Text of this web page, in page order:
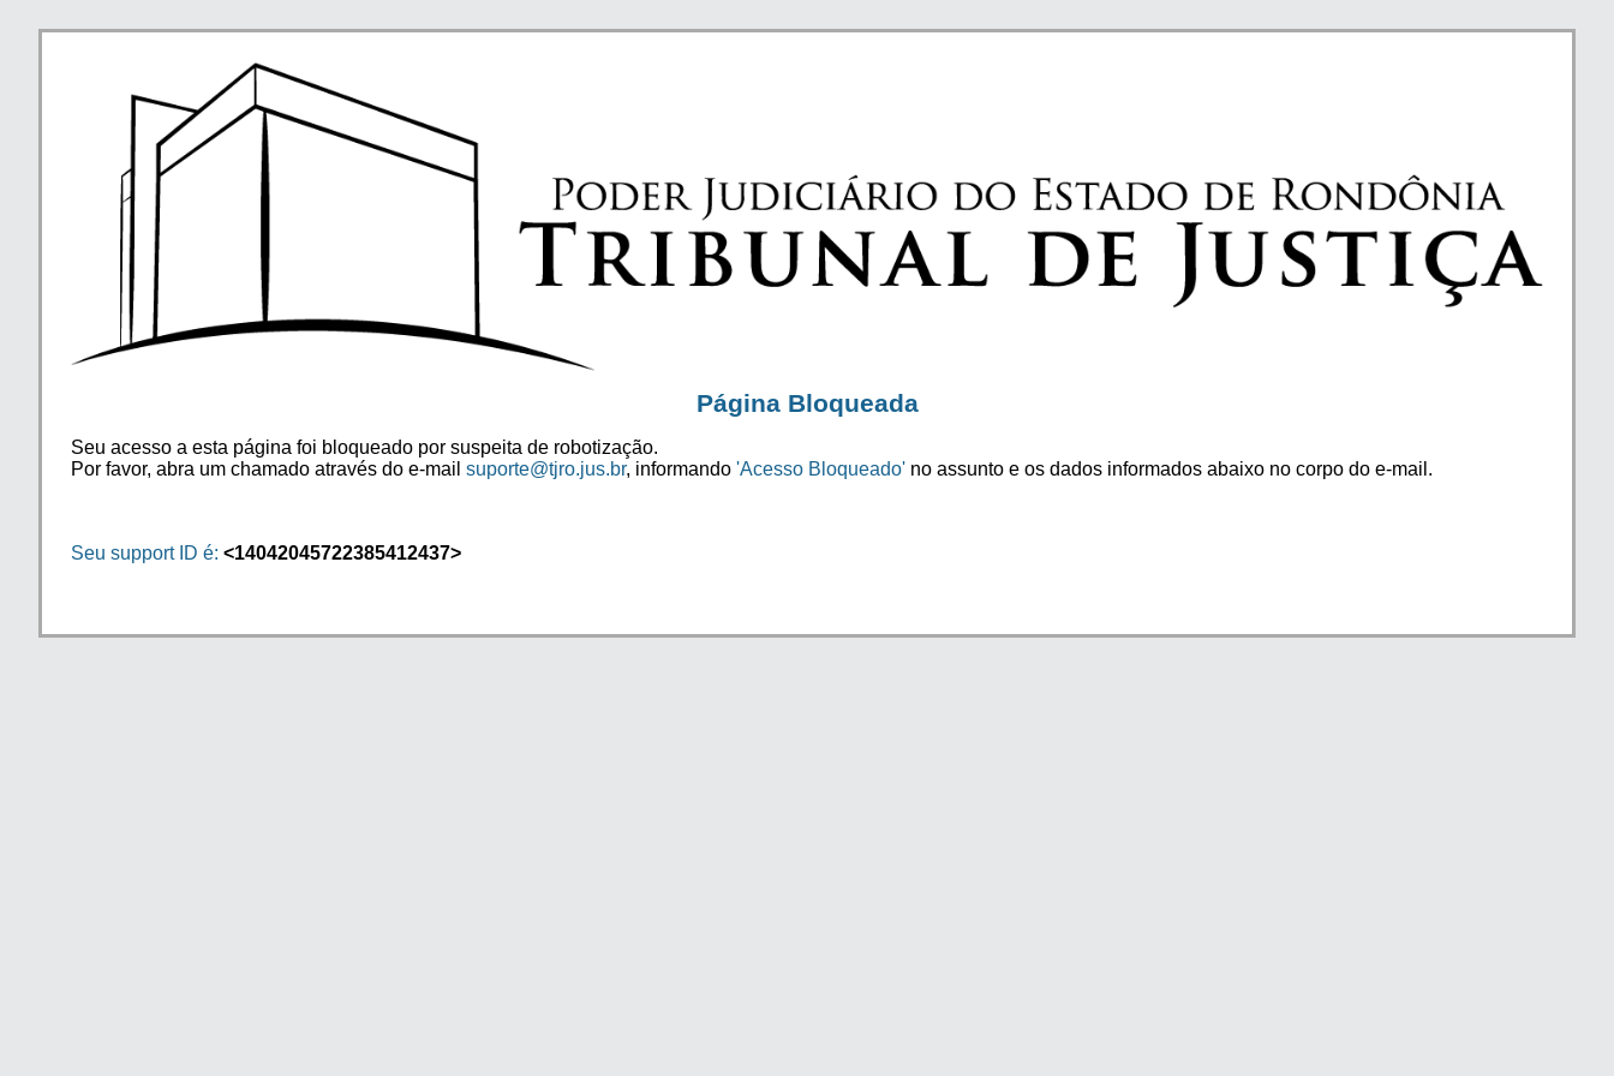
Página Bloqueada
Seu acesso a esta página foi bloqueado por suspeita de robotização.
Por favor, abra um chamado através do e-mail suporte@tjro.jus.br, informando 'Acesso Bloqueado' no assunto e os dados informados abaixo no corpo do e-mail.
Seu support ID é: <14042045722385412437>